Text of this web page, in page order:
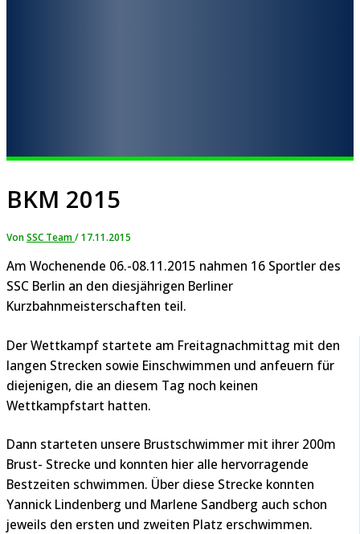
BKM 2015
VonSSC Team/17.11.2015
Am Wochenende 06.-08.11.2015 nahmen 16 Sportler des
SSC Berlin an den diesjährigen Berliner
Kurzbahnmeisterschaften teil.
Der Wettkampf startete am Freitagnachmittag mit den
langen Strecken sowie Einschwimmen und anfeuern für
diejenigen, die an diesem Tag noch keinen
Wettkampfstart hatten.
Dann starteten unsere Brustschwimmer mit ihrer 200m
Brust- Strecke und konnten hier alle hervorragende
Bestzeiten schwimmen. Über diese Strecke konnten
Yannick Lindenberg und Marlene Sandberg auch schon
jeweils den ersten und zweiten Platz erschwimmen.